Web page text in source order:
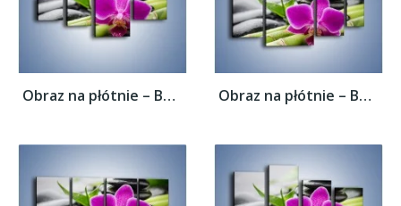
Obraz na płótnie – Bambusowe dodatki z... Obraz na płótnie – Bambusowe dodatki z...